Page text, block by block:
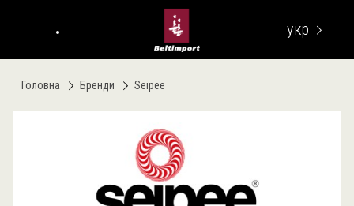
укр
Головна Бренди Seipee